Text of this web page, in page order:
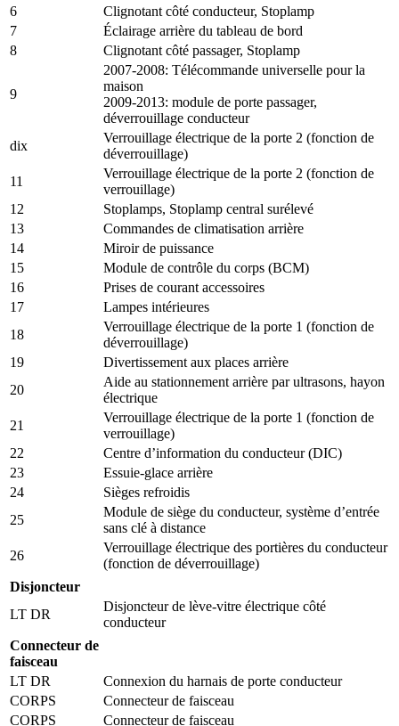
6
Clignotant côté conducteur, Stoplamp
7
Éclairage arrière du tableau de bord
8
Clignotant côté passager, Stoplamp
9
2007-2008: Télécommande universelle pour la
maison
2009-2013: module de porte passager,
déverrouillage conducteur
dix
Verrouillage électrique de la porte 2 (fonction de
déverrouillage)
11
Verrouillage électrique de la porte 2 (fonction de
verrouillage)
12
Stoplamps, Stoplamp central surélevé
13
Commandes de climatisation arrière
14
Miroir de puissance
15
Module de contrôle du corps (BCM)
16
Prises de courant accessoires
17
Lampes intérieures
18
Verrouillage électrique de la porte 1 (fonction de
déverrouillage)
19
Divertissement aux places arrière
20
Aide au stationnement arrière par ultrasons, hayon
électrique
21
Verrouillage électrique de la porte 1 (fonction de
verrouillage)
22
Centre d’information du conducteur (DIC)
23
Essuie-glace arrière
24
Sièges refroidis
25
Module de siège du conducteur, système d’entrée
sans clé à distance
26
Verrouillage électrique des portières du conducteur
(fonction de déverrouillage)
Disjoncteur
LT DR
Disjoncteur de lève-vitre électrique côté
conducteur
Connecteur de
faisceau
LT DR
Connexion du harnais de porte conducteur
CORPS
Connecteur de faisceau
CORPS
Connecteur de faisceau